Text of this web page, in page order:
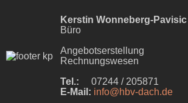
Kerstin Wonneberg-Pavisic
Büro
Angebotserstellung
Rechnungswesen
Tel.: 07244 / 205871
E-Mail: info@hbv-dach.de